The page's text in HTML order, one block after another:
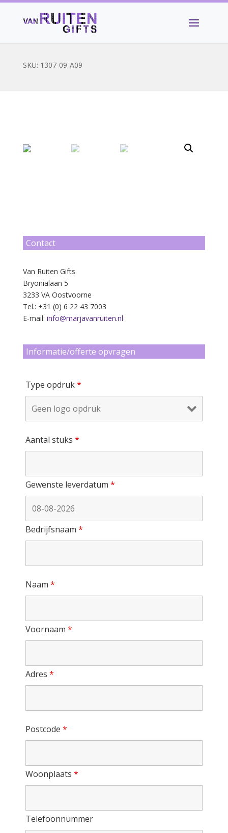
SKU: 1307-09-A09
Contact
Van Ruiten Gifts
Bryonialaan 5
3233 VA Oostvoorne
Tel.: +31 (0) 6 22 43 7003
E-mail: info@marjavanruiten.nl
Informatie/offerte opvragen
Type opdruk*
Aantal stuks *
Gewenste leverdatum *
Bedrijfsnaam *
Naam *
Voornaam *
Adres *
Postcode *
Woonplaats *
Telefoonnummer